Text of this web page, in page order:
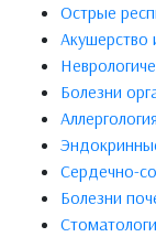
Острые
Акушерство
Болезни
Сердечно-
Болезни